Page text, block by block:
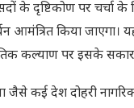
के दृष्टिकोण पर चर्चा के
किया जाएगा।
कल्याण पर इसके
जैसे कई देश दोहरी